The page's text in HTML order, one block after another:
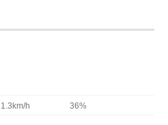
1.3km/h 36%